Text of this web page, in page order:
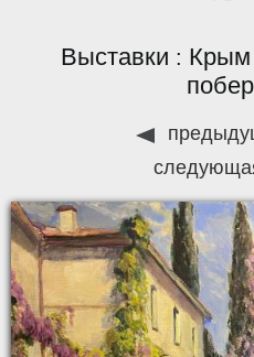
Выставки : Крым